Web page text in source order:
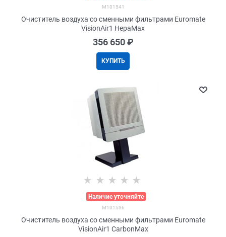
M101541
Очиститель воздуха со сменными фильтрами Euromate
VisionAir1 HepaMax
356 650 ₽
КУПИТЬ
Наличие уточняйте
M101536
Очиститель воздуха со сменными фильтрами Euromate
VisionAir1 CarbonMax